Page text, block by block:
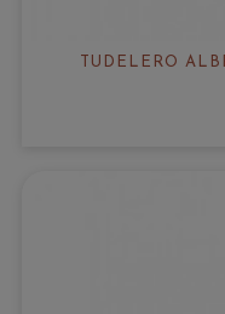
TUDELERO